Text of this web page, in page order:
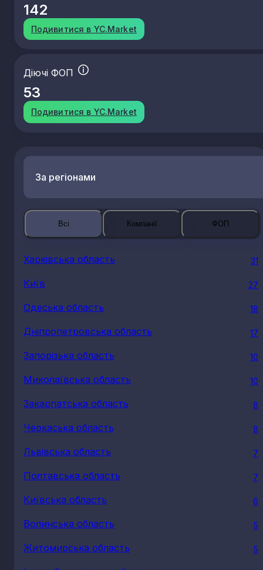
142
Подивитися в YC.Market
Діючі ФОП
53
Подивитися в YC.Market
За регіонами
Всі Компанії ФОП
Харківська область 31
Київ 27
Одеська область 18
Дніпропетровська область 17
Запорізька область 10
Миколаївська область 10
Закарпатська область 8
Черкаська область 8
Львівська область 7
Полтавська область 7
Київська область 6
Волинська область 5
Житомирська область 5